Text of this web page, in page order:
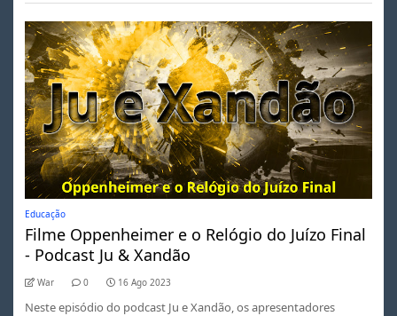
Educação
Filme Oppenheimer e o Relógio do Juízo Final
- Podcast Ju & Xandão
War 0 16 Ago 2023
Neste episódio do podcast Ju e Xandão, os apresentadores